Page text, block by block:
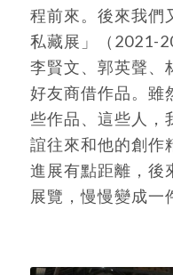
程前來。後來我們
私藏展」（2021-
李賢文、郭英聲、
好友商借作品。雖
些作品、這些人，
誼往來和他的創作
進展有點距離，後
展覽，慢慢變成一